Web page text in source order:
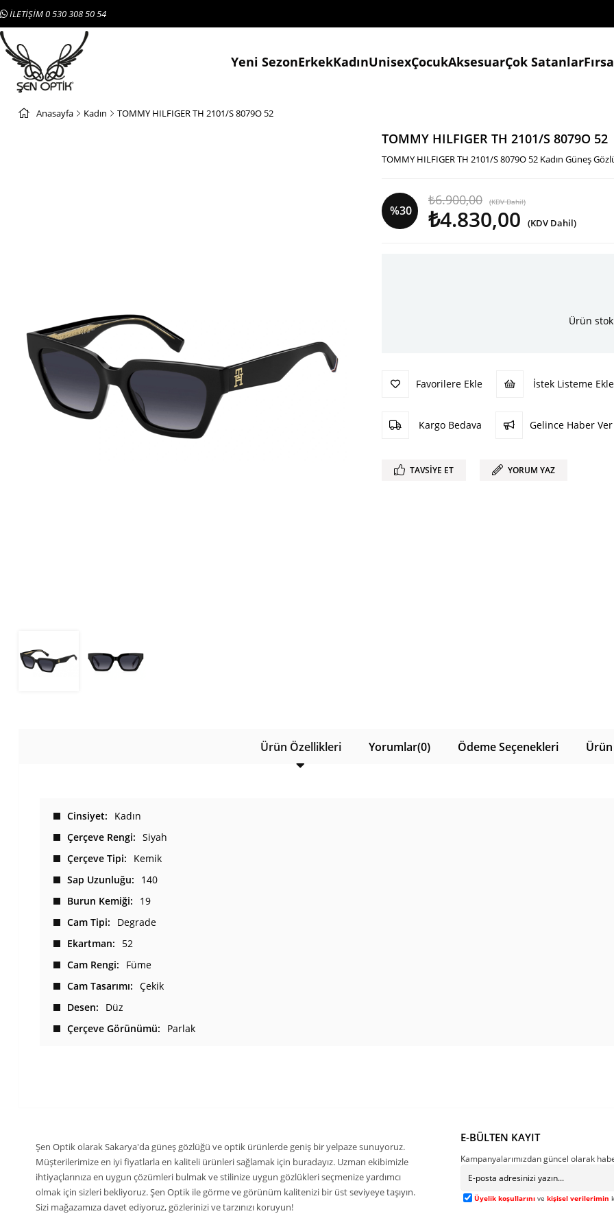
İLETİŞİM 0 530 308 50 54
Yeni SezonErkekKadınUnisexÇocukAksesuarÇok Satanlar
Anasayfa Kadın TOMMY HILFIGER TH 2101/S 8079O 52
TOMMY HILFIGER TH 2101/S 8079O 52
TOMMY HILFIGER TH 2101/S 8079O 52 Kadın Güneş
%30
₺6.900,00 (KDV Dahil)
₺4.830,00 (KDV Dahil)
Ürün
Favorilere Ekle İstek Listeme Ekle
Kargo Bedava Gelince Haber Ver
TAVSIYE ET YORUM YAZ
Ürün Özellikleri Yorumlar(0) Ödeme Seçenekleri
Cinsiyet
Kadın
Çerçeve Rengi
Siyah
Çerçeve Tipi
Kemik
Sap Uzunluğu
140
Burun Kemiği
19
Cam Tipi
Degrade
Ekartman
52
Cam Rengi
Füme
Cam Tasarımı
Çekik
Desen
Düz
Çerçeve Görünümü
Parlak
Şen Optik olarak Sakarya'da güneş gözlüğü ve optik ürünlerde geniş bir yelpaze sunuyoruz.
Müşterilerimize en iyi fiyatlarla en kaliteli ürünleri sağlamak için buradayız. Uzman ekibimizle
ihtiyaçlarınıza en uygun çözümleri bulmak ve stilinize uygun gözlükleri seçmenize yardımcı
olmak için sizleri bekliyoruz. Şen Optik ile görme ve görünüm kalitenizi bir üst seviyeye taşıyın.
Sizi mağazamıza davet ediyoruz, gözlerinizi ve tarzınızı koruyun!
E-BÜLTEN KAYIT
Kampanyalarımızdan güncel olarak
Üyelik koşullarını ve kişisel verilerimin